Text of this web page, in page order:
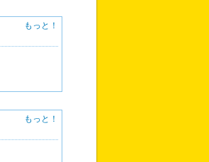
もっと！
もっと！